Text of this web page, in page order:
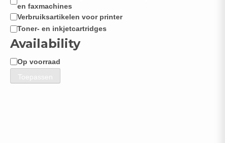
en faxmachines
Verbruiksartikelen voor printer
Toner- en inkjetcartridges
Availability
Beschikbaarheid
Op voorraad
Toepassen